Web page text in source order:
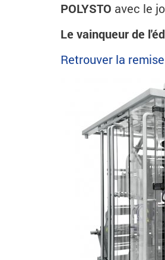
POLYSTO avec le
Le vainqueur de
Retrouver la